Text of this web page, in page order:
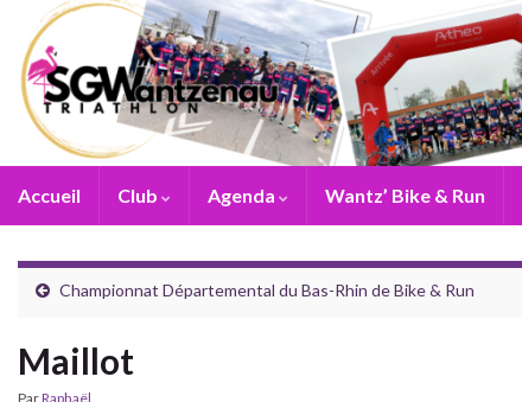
Accueil Club Agenda Wantz’ Bike & Run
Championnat Départemental du Bas-Rhin de Bike & Run
Maillot
ParRaphaël